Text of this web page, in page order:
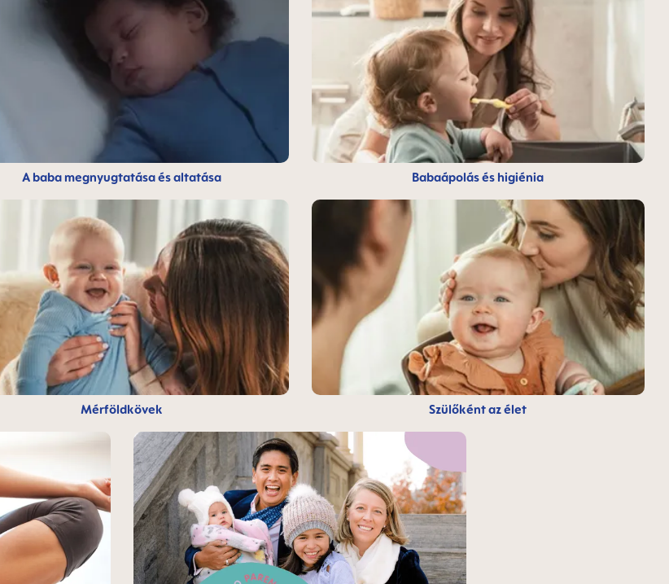
A baba megnyugtatása és altatása Babaápolás és higiénia
Mérföldkövek Szülőként az élet